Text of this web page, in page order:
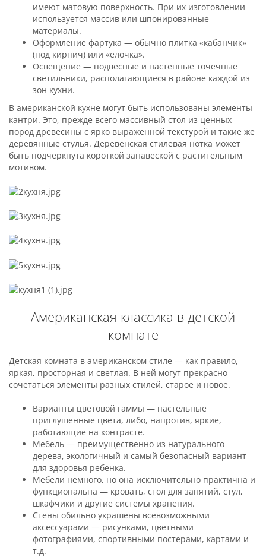
имеют матовую поверхность. При их изготовлении
используется массив или шпонированные
материалы.
Оформление фартука — обычно плитка «кабанчик»
(под кирпич) или «елочка».
Освещение — подвесные и настенные точечные
светильники, располагающиеся в районе каждой из
зон кухни.
В американской кухне могут быть использованы элементы
кантри. Это, прежде всего массивный стол из ценных
пород древесины с ярко выраженной текстурой и такие же
деревянные стулья. Деревенская стилевая нотка может
быть подчеркнута короткой занавеской с растительным
мотивом.
Американская классика в детской
комнате
Детская комната в американском стиле — как правило,
яркая, просторная и светлая. В ней могут прекрасно
сочетаться элементы разных стилей, старое и новое.
Варианты цветовой гаммы — пастельные
приглушенные цвета, либо, напротив, яркие,
работающие на контрасте.
Мебель — преимущественно из натурального
дерева, экологичный и самый безопасный вариант
для здоровья ребенка.
Мебели немного, но она исключительно практична и
функциональна — кровать, стол для занятий, стул,
шкафчики и другие системы хранения.
Стены обильно украшены всевозможными
аксессуарами — рисунками, цветными
фотографиями, спортивными постерами, картами и
т.д.